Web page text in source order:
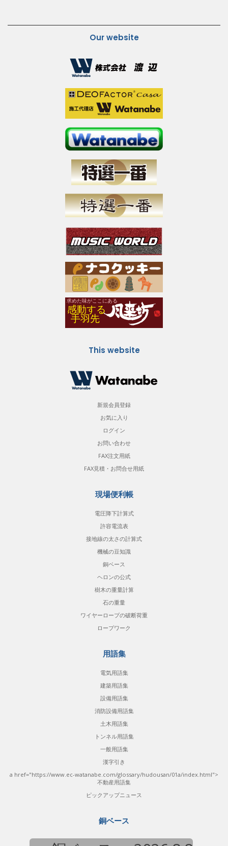
Our website
This website
新規会員登録
お気に入り
ログイン
お問い合わせ
FAX注文用紙
FAX見積・お問合せ用紙
現場便利帳
電圧降下計算式
許容電流表
接地線の太さの計算式
機械の豆知識
銅ベース
ヘロンの公式
樹木の重量計算
石の重量
ワイヤーロープの破断荷重
ロープワーク
用語集
電気用語集
建築用語集
設備用語集
消防設備用語集
土木用語集
トンネル用語集
一般用語集
漢字引き
a href="https://www.ec-watanabe.com/glossary/hudousan/01a/index.html">
不動産用語集
ピックアップニュース
銅ベース